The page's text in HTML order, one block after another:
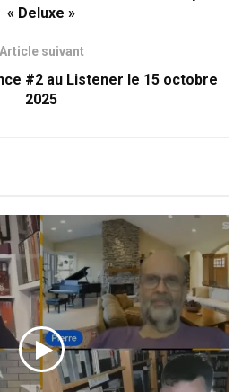
« Deluxe »
Article suivant
#2 au Listener le 15 octobre
2025